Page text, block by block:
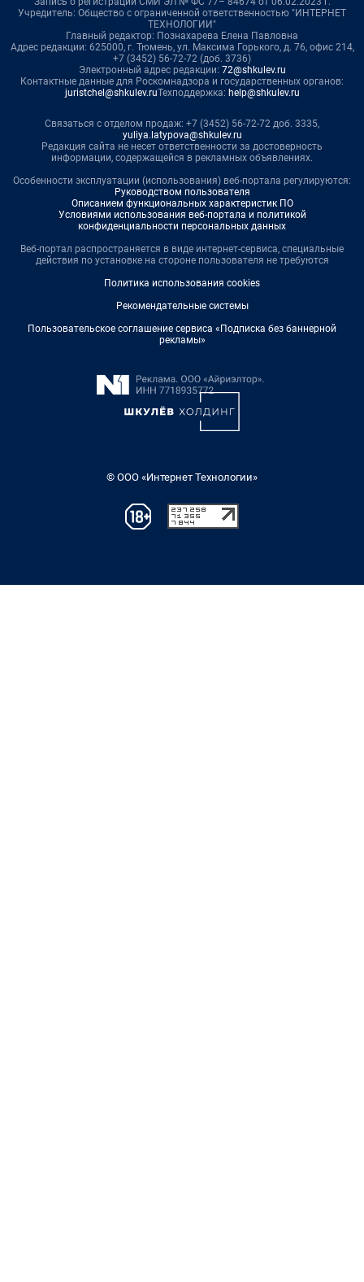
Учредитель: Общество с ограниченной ответственностью "ИНТЕРНЕТ
ТЕХНОЛОГИИ"
Главный редактор: Познахарева Елена Павловна
Адрес редакции: 625000, г. Тюмень, ул. Максима Горького, д. 76, офис 214,
+7 (3452) 56-72-72 (доб. 3736)
Электронный адрес редакции: 72@shkulev.ru
Контактные данные для Роскомнадзора и государственных органов:
juristchel@shkulev.ruТехподдержка: help@shkulev.ru
Связаться с отделом продаж: +7 (3452) 56-72-72 доб. 3335,
yuliya.latypova@shkulev.ru
Редакция сайта не несет ответственности за достоверность
информации, содержащейся в рекламных объявлениях.
Особенности эксплуатации (использования) веб-портала регулируются:
Руководством пользователя
Описанием функциональных характеристик ПО
Условиями использования веб-портала и политикой
конфиденциальности персональных данных
Веб-портал распространяется в виде интернет-сервиса, специальные
действия по установке на стороне пользователя не требуются
Политика использования cookies
Рекомендательные системы
Пользовательское соглашение сервиса «Подписка без баннерной
рекламы»
© ООО «Интернет Технологии»